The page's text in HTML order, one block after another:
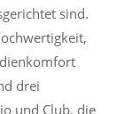
sind.
drei
und Club, die